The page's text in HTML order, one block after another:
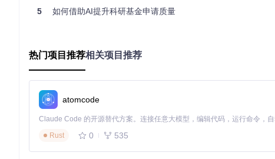
启动自动化任务（1分钟）
# 启动量化因子自动生成（金融场景）
rdagent fin_factor --quick-start # 快速启动模式，使用内置默
# 预期效果：系统自动完成数据获取、因子生成、回测验证全流程，输出性能
🛠️ 生产环境版：企业级自动化部署指南
5 如何借助AI提升科研基金申请质量
热门项目推荐相关项目推荐
atomcode
Rust
0 535